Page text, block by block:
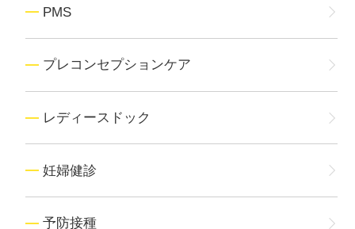
PMS
プレコンセプションケア
レディースドック
妊婦健診
予防接種